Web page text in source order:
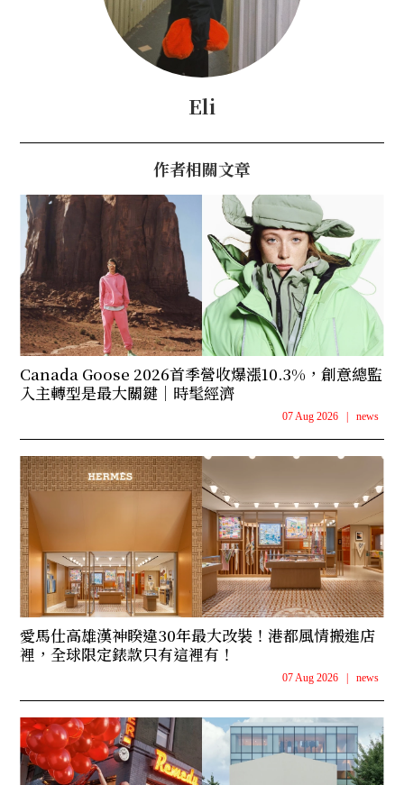
Eli
作者相關文章
Canada Goose 2026首季營收爆漲10.3%，創意總監
入主轉型是最大關鍵｜時髦經濟
07 Aug 2026 news
愛馬仕高雄漢神睽違30年最大改裝！港都風情搬進店
裡，全球限定錶款只有這裡有！
07 Aug 2026 news